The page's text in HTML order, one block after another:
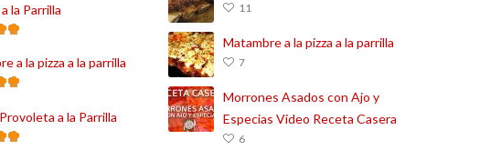
la Parrilla
a la pizza a la parrilla
a la Parrilla
11
Matambre a la pizza a la parrilla
7
Morrones Asados con Ajo y
Especias Video Receta Casera
6